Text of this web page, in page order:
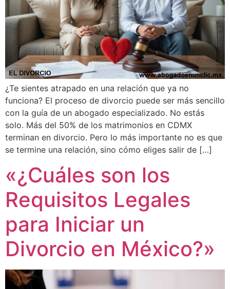
¿Te sientes atrapado en una relación que ya no
funciona? El proceso de divorcio puede ser más sencillo
con la guía de un abogado especializado. No estás
solo. Más del 50% de los matrimonios en CDMX
terminan en divorcio. Pero lo más importante no es que
se termine una relación, sino cómo eliges salir de […]
«¿Cuáles son los
Requisitos Legales
para Iniciar un
Divorcio en México?»